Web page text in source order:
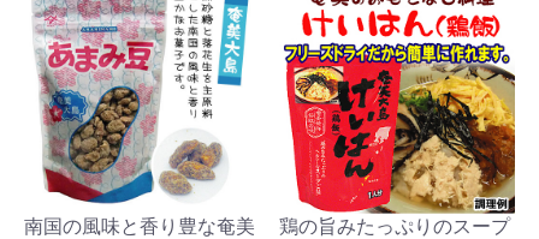
南国の風味と香り豊な奄美
鶏の旨みたっぷりのスープ